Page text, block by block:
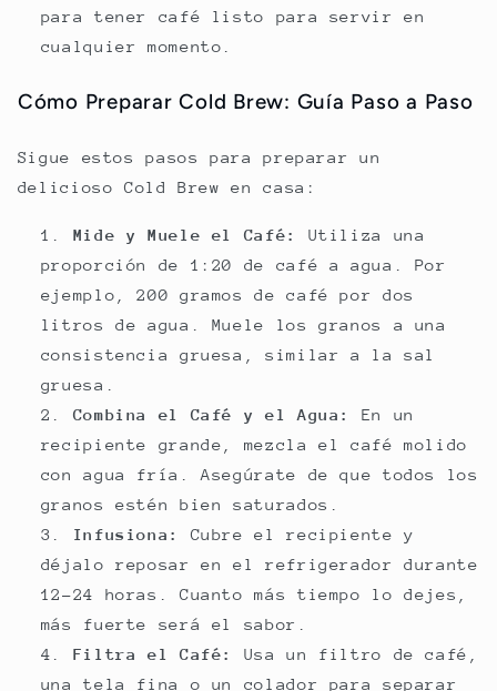
para tener café listo para servir en
cualquier momento.
Cómo Preparar Cold Brew: Guía Paso a Paso
Sigue estos pasos para preparar un
delicioso Cold Brew en casa:
Mide y Muele el Café:
Utiliza una
proporción de 1:20 de café a agua. Por
ejemplo, 200 gramos de café por dos
litros de agua. Muele los granos a una
consistencia gruesa, similar a la sal
gruesa.
Combina el Café y el Agua:
En un
recipiente grande, mezcla el café molido
con agua fría. Asegúrate de que todos los
granos estén bien saturados.
Infusiona:
Cubre el recipiente y
déjalo reposar en el refrigerador durante
12-24 horas. Cuanto más tiempo lo dejes,
más fuerte será el sabor.
Filtra el Café:
Usa un filtro de café,
una tela fina o un colador para separar